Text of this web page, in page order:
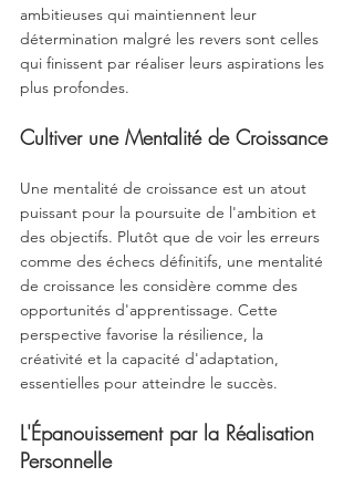
ambitieuses qui maintiennent leur
détermination malgré les revers sont celles
qui finissent par réaliser leurs aspirations les
plus profondes.
Cultiver une Mentalité de Croissance
Une mentalité de croissance est un atout
puissant pour la poursuite de l'ambition et
des objectifs. Plutôt que de voir les erreurs
comme des échecs définitifs, une mentalité
de croissance les considère comme des
opportunités d'apprentissage. Cette
perspective favorise la résilience, la
créativité et la capacité d'adaptation,
essentielles pour atteindre le succès.
L'Épanouissement par la Réalisation
Personnelle